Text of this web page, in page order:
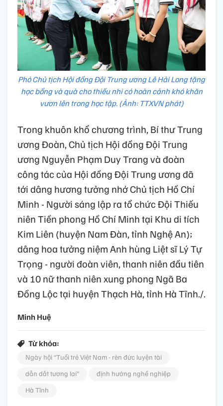
Phó Chủ tịch Hội đồng Đội Trung ương Lê Hải Long tặng
học bổng và quà cho thiếu nhi có hoàn cảnh khó khăn
vươn lên trong học tập. (Ảnh: TTXVN phát)
Trong khuôn khổ chương trình, Bí thư Trung
ương Đoàn, Chủ tịch Hội đồng Đội Trung
ương Nguyễn Phạm Duy Trang và đoàn
công tác của Hội đồng Đội Trung ương đã
tới dâng hương tưởng nhớ Chủ tịch Hồ Chí
Minh - Người sáng lập ra tổ chức Đội Thiếu
niên Tiền phong Hồ Chí Minh tại Khu di tích
Kim Liên (huyện Nam Đàn, tỉnh Nghệ An);
dâng hoa tưởng niệm Anh hùng Liệt sĩ Lý Tự
Trọng - người đoàn viên, thanh niên đầu tiên
và 10 nữ thanh niên xung phong Ngã Ba
Đồng Lộc tại huyện Thạch Hà, tỉnh Hà Tĩnh./.
Minh Huệ
Từ khóa:
Ngày hội “Tuổi trẻ Việt Nam - rèn đức luyện tài
dẫn dắt tương lai”
định hướng nghề nghiệp
Hà Tĩnh